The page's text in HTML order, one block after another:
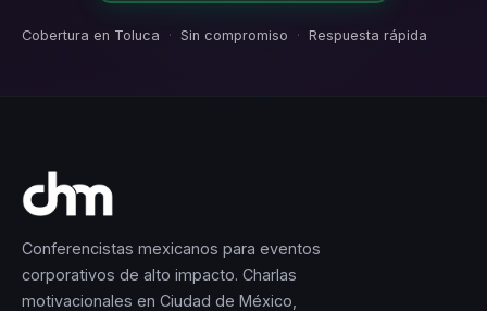
Cobertura en Toluca · Sin compromiso · Respuesta rápida
Conferencistas mexicanos para eventos
corporativos de alto impacto. Charlas
motivacionales en Ciudad de México,